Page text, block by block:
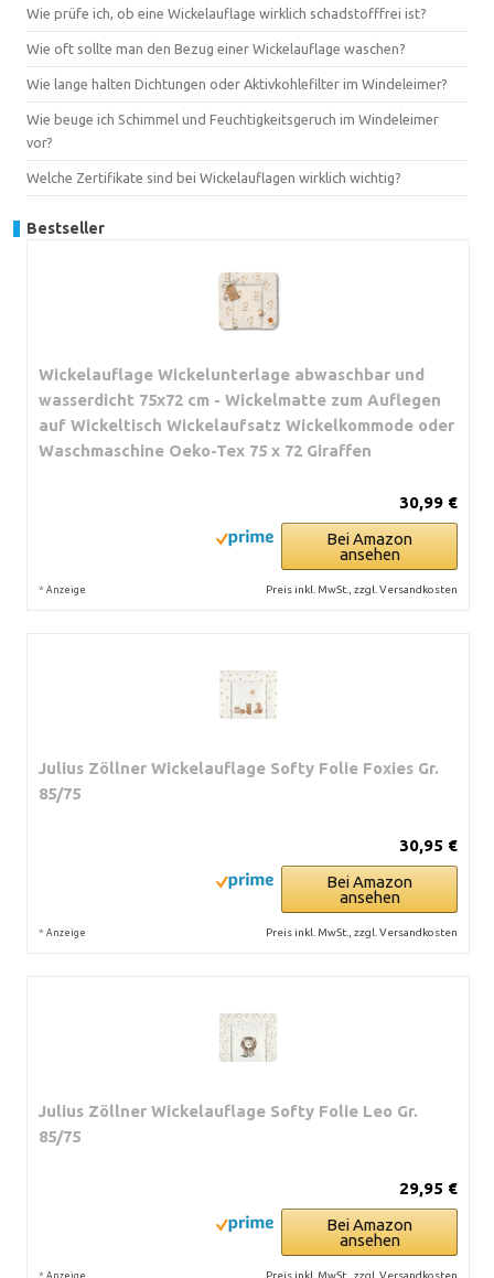
Wie prüfe ich, ob eine Wickelauflage wirklich schadstofffrei ist?
Wie oft sollte man den Bezug einer Wickelauflage waschen?
Wie lange halten Dichtungen oder Aktivkohlefilter im Windeleimer?
Wie beuge ich Schimmel und Feuchtigkeitsgeruch im Windeleimer
vor?
Welche Zertifikate sind bei Wickelauflagen wirklich wichtig?
Bestseller
Wickelauflage Wickelunterlage abwaschbar und
wasserdicht 75x72 cm - Wickelmatte zum Auflegen
auf Wickeltisch Wickelaufsatz Wickelkommode oder
Waschmaschine Oeko-Tex 75 x 72 Giraffen
30,99 €
Bei Amazon
ansehen
* Anzeige Preis inkl. MwSt., zzgl. Versandkosten
Julius Zöllner Wickelauflage Softy Folie Foxies Gr.
85/75
30,95 €
Bei Amazon
ansehen
* Anzeige Preis inkl. MwSt., zzgl. Versandkosten
Julius Zöllner Wickelauflage Softy Folie Leo Gr.
85/75
29,95 €
Bei Amazon
ansehen
* Anzeige Preis inkl. MwSt., zzgl. Versandkosten